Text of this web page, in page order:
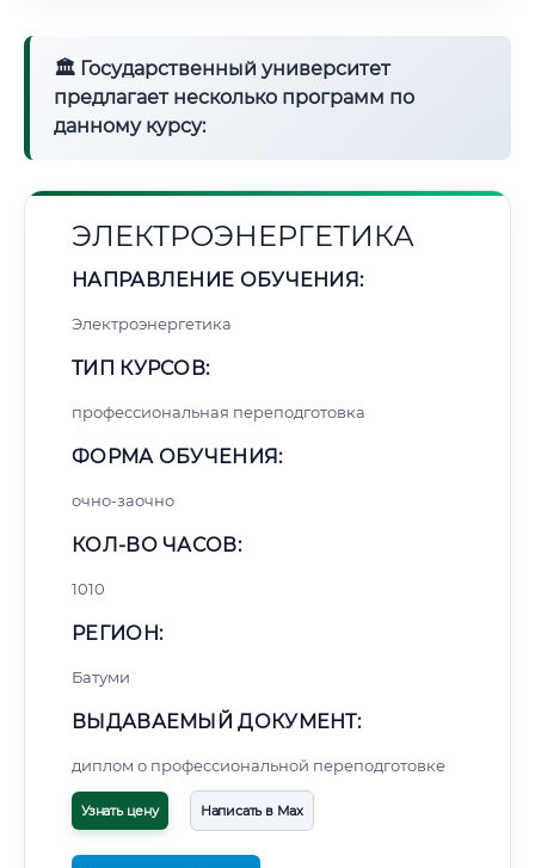
🏛 Государственный университет
предлагает несколько программ по
данному курсу:
ЭЛЕКТРОЭНЕРГЕТИКА
НАПРАВЛЕНИЕ ОБУЧЕНИЯ:
Электроэнергетика
ТИП КУРСОВ:
профессиональная переподготовка
ФОРМА ОБУЧЕНИЯ:
очно-заочно
КОЛ-ВО ЧАСОВ:
1010
РЕГИОН:
Батуми
ВЫДАВАЕМЫЙ ДОКУМЕНТ:
диплом о профессиональной переподготовке
Узнать цену Написать в Max